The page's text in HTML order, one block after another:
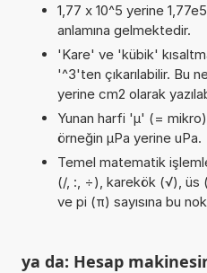
1,77 x 10^5 yerine
anlamına gelmektedir.
'Kare' ve 'kübik'
'^3'ten çıkarılabilir. Bu
yerine cm2 olarak
Yunan harfi 'µ' (=
örneğin µPa yerine uPa.
Temel matematik
(/, :, ÷), karekök (√), üs
ve pi (π) sayısına bu
ya da: Hesap